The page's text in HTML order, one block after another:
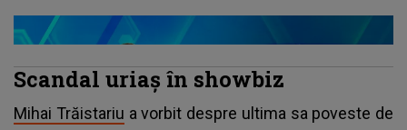
Scandal uriaș în showbiz
Mihai Trăistariu a vorbit despre ultima sa poveste de